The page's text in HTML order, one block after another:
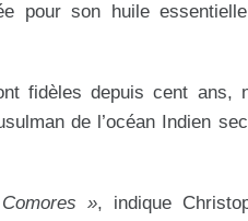
pour son huile
fidèles depuis cent ans,
de l’océan Indien
», indique